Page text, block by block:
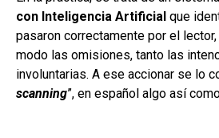
con Inteligencia Artificial que
pasaron correctamente por el
modo las omisiones, tanto las
involuntarias. A ese accionar se lo
scanning”, en español algo así